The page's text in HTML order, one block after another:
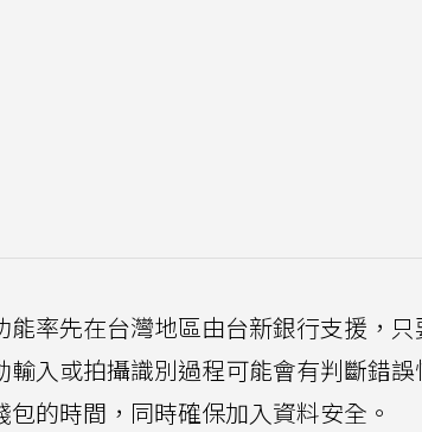
能率先在台灣地區由台新銀行支援，
輸入或拍攝識別過程可能會有判斷錯
包的時間，同時確保加入資料安全。